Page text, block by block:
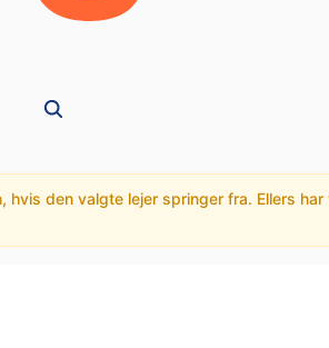
den valgte lejer springer fra. Ellers